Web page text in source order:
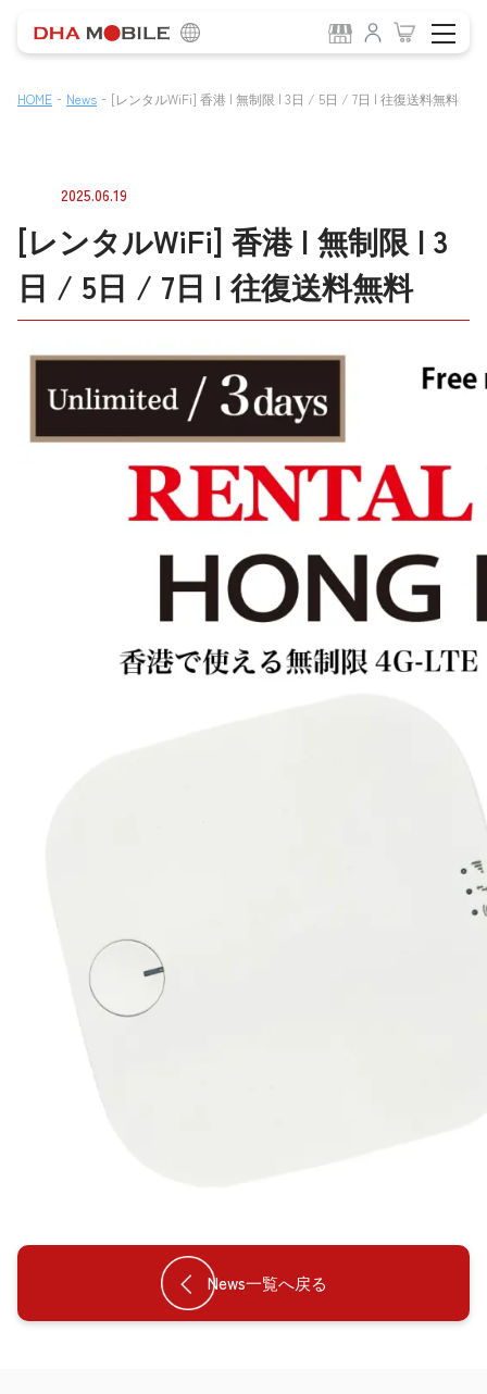
HOME - News - [レンタルWiFi] 香港 | 無制限 | 3日 / 5日 / 7日 | 往復送料無料
2025.06.19
[レンタルWiFi] 香港 | 無制限 | 3
日 / 5日 / 7日 | 往復送料無料
News一覧へ戻る